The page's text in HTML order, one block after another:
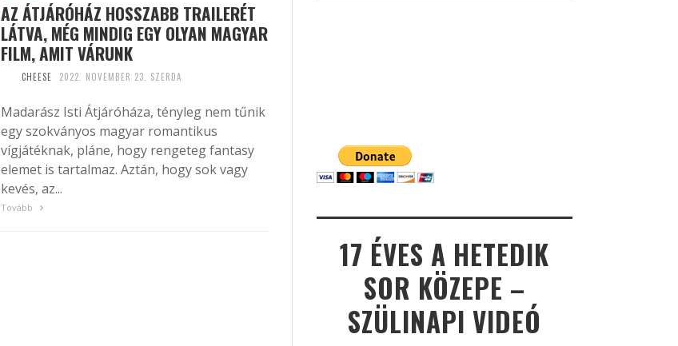
AZ ÁTJÁRÓHÁZ HOSSZABB TRAILERÉT
LÁTVA, MÉG MINDIG EGY OLYAN MAGYAR
FILM, AMIT VÁRUNK
CHEESE 2022. NOVEMBER 23. SZERDA
Madarász Isti Átjáróháza, tényleg nem tűnik
egy szokványos magyar romantikus
vígjátéknak, pláne, hogy rengeteg fantasy
elemet is tartalmaz. Aztán, hogy sok vagy
kevés, az...
Tovább
17 ÉVES A HETEDIK
SOR KÖZEPE –
SZÜLINAPI VIDEÓ